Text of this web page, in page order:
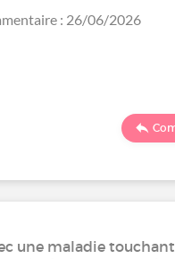
: 26/06/2026
une maladie